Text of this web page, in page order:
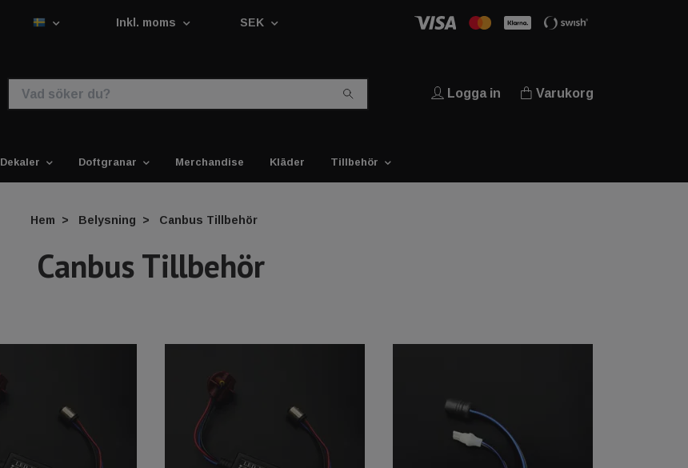
Inkl. moms SEK
Logga in Varukorg
Dekaler Doftgranar Merchandise Kläder Tillbehör
Hem Belysning Canbus Tillbehör
Canbus Tillbehör